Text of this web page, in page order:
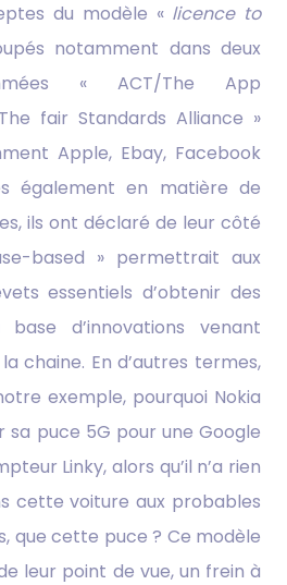
du modèle « licence to
notamment dans deux
« ACT/The App
fair Standards Alliance »
Apple, Ebay, Facebook
également en matière de
ils ont déclaré de leur côté
based » permettrait aux
essentiels d’obtenir des
d’innovations venant
chaine. En d’autres termes,
exemple, pourquoi Nokia
puce 5G pour une Google
Linky, alors qu’il n’a rien
cette voiture aux probables
que cette puce ? Ce modèle
leur point de vue, un frein à